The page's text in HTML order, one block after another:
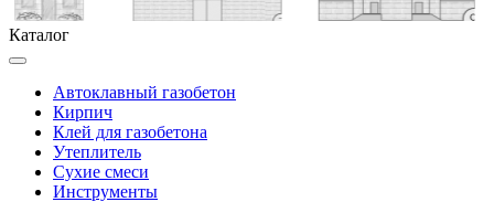
Каталог
Автоклавный газобетон
Кирпич
Клей для газобетона
Утеплитель
Сухие смеси
Инструменты